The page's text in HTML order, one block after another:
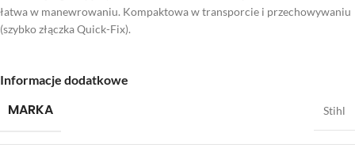
łatwa w manewrowaniu. Kompaktowa w transporcie i przechowywaniu
(szybko złączka Quick-Fix).
Informacje dodatkowe
MARKA Stihl